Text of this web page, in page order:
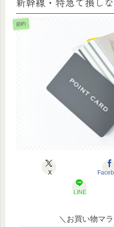
節約
X
LINE
＼お買い物マ